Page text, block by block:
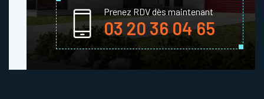
Prenez RDV dès maintenant
03 20 36 04 65